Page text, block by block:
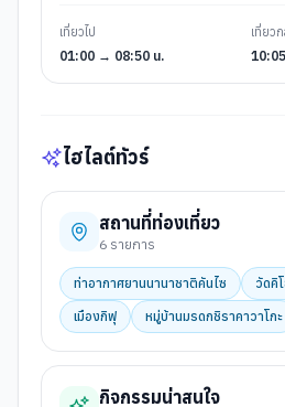
เที่ยวไป
01:00 → 08:50 น.
เที่ยว
ไฮไลต์ทัวร์
สถานที่ท่องเที่ยว
6 รายการ
ท่าอากาศยานนานาชาติคันไซ วัดคิ
เมืองกิฟุ
หมู่บ้านมรดกชิราคาวาโกะ
กิจกรรมน่าสนใจ